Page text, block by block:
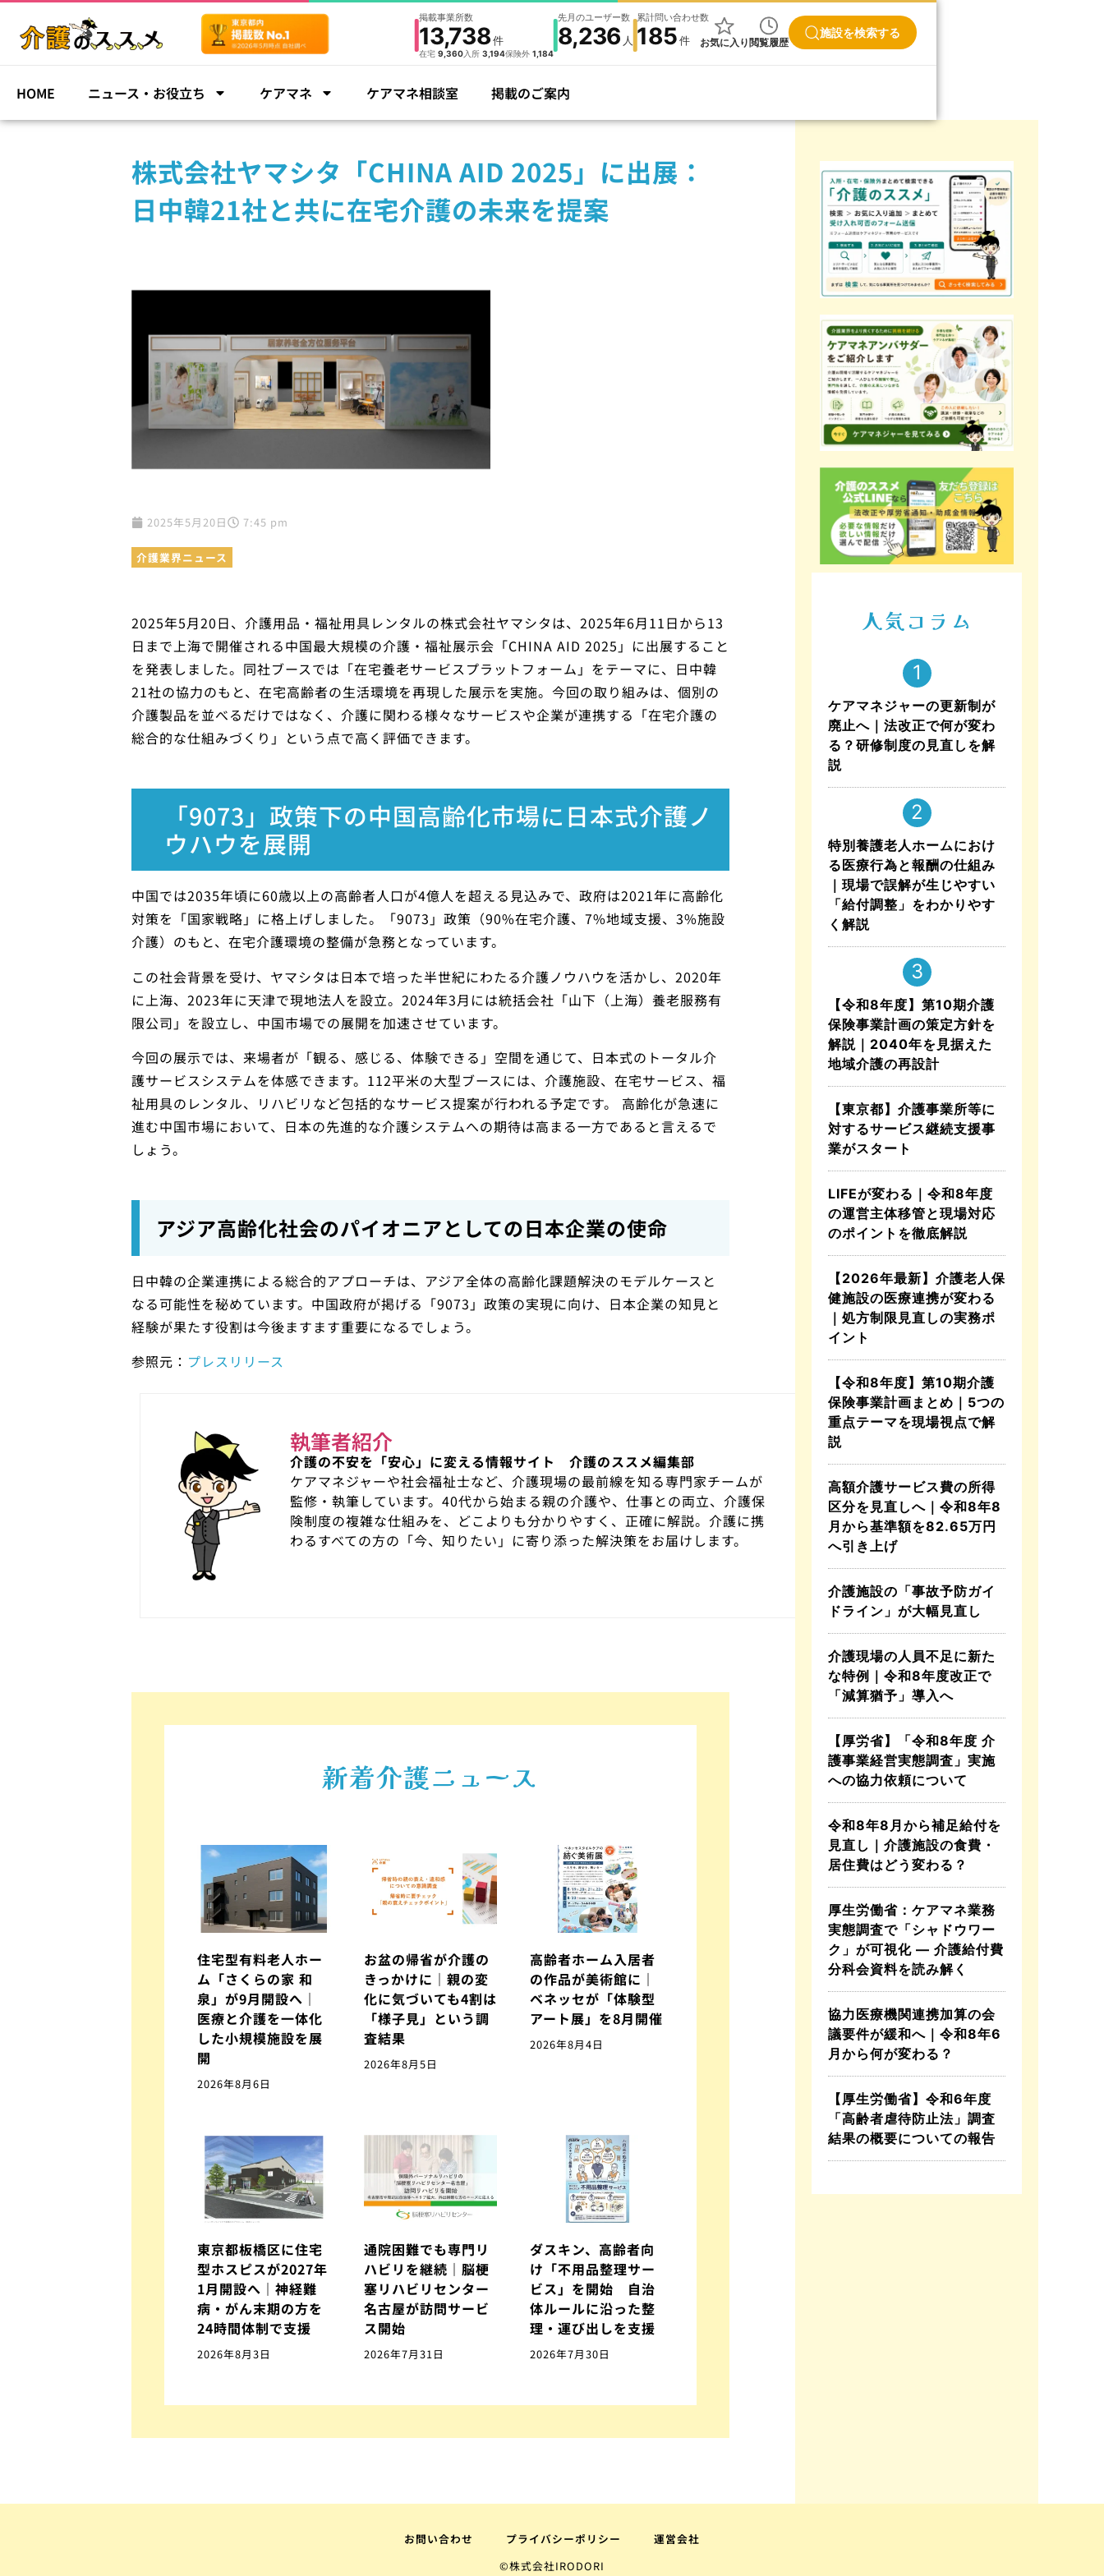
掲載事業所数
13,738件
在宅 9,360入所 3,194保険外 1,184
先月のユーザー数
8,236 人
累計問い合わせ数
185件 お気に入り閲覧履歴
施設を検索する
HOME ニュース・お役立ち ケアマネ ケアマネ相談室 掲載のご案内
株式会社ヤマシタ「CHINA AID 2025」に出展：
日中韓21社と共に在宅介護の未来を提案
2025年5月20日 7:45 pm
介護業界ニュース
2025年5月20日、介護用品・福祉用具レンタルの株式会社ヤマシタは、2025年6月11日から13
日まで上海で開催される中国最大規模の介護・福祉展示会「CHINA AID 2025」に出展すること
を発表しました。同社ブースでは「在宅養老サービスプラットフォーム」をテーマに、日中韓
21社の協力のもと、在宅高齢者の生活環境を再現した展示を実施。今回の取り組みは、個別の
介護製品を並べるだけではなく、介護に関わる様々なサービスや企業が連携する「在宅介護の
総合的な仕組みづくり」という点で高く評価できます。
「9073」政策下の中国高齢化市場に日本式介護ノ
ウハウを展開
中国では2035年頃に60歳以上の高齢者人口が4億人を超える見込みで、政府は2021年に高齢化
対策を「国家戦略」に格上げしました。「9073」政策（90%在宅介護、7%地域支援、3%施設
介護）のもと、在宅介護環境の整備が急務となっています。
この社会背景を受け、ヤマシタは日本で培った半世紀にわたる介護ノウハウを活かし、2020年
に上海、2023年に天津で現地法人を設立。2024年3月には統括会社「山下（上海）養老服務有
限公司」を設立し、中国市場での展開を加速させています。
今回の展示では、来場者が「観る、感じる、体験できる」空間を通じて、日本式のトータル介
護サービスシステムを体感できます。112平米の大型ブースには、介護施設、在宅サービス、福
祉用具のレンタル、リハビリなど包括的なサービス提案が行われる予定です。 高齢化が急速に
進む中国市場において、日本の先進的な介護システムへの期待は高まる一方であると言えるで
しょう。
アジア高齢化社会のパイオニアとしての日本企業の使命
日中韓の企業連携による総合的アプローチは、アジア全体の高齢化課題解決のモデルケースと
なる可能性を秘めています。中国政府が掲げる「9073」政策の実現に向け、日本企業の知見と
経験が果たす役割は今後ますます重要になるでしょう。
参照元： プレスリリース
執筆者紹介
介護の不安を「安心」に変える情報サイト 介護のススメ編集部
ケアマネジャーや社会福祉士など、介護現場の最前線を知る専門家チームが
監修・執筆しています。40代から始まる親の介護や、仕事との両立、介護保
険制度の複雑な仕組みを、どこよりも分かりやすく、正確に解説。介護に携
わるすべての方の「今、知りたい」に寄り添った解決策をお届けします。
新着介護ニュース
住宅型有料老人ホー
ム「さくらの家 和
泉」が9月開設へ｜
医療と介護を一体化
した小規模施設を展
開
2026年8月6日
お盆の帰省が介護の
きっかけに｜親の変
化に気づいても4割は
「様子見」という調
査結果
2026年8月5日
高齢者ホーム入居者
の作品が美術館に｜
ベネッセが「体験型
アート展」を8月開催
2026年8月4日
東京都板橋区に住宅
型ホスピスが2027年
1月開設へ｜神経難
病・がん末期の方を
24時間体制で支援
2026年8月3日
通院困難でも専門リ
ハビリを継続｜脳梗
塞リハビリセンター
名古屋が訪問サービ
ス開始
2026年7月31日
ダスキン、高齢者向
け「不用品整理サー
ビス」を開始 自治
体ルールに沿った整
理・運び出しを支援
2026年7月30日
人気コラム
ケアマネジャーの更新制が
廃止へ｜法改正で何が変わ
る？研修制度の見直しを解
説
特別養護老人ホームにおけ
る医療行為と報酬の仕組み
｜現場で誤解が生じやすい
「給付調整」をわかりやす
く解説
【令和8年度】第10期介護
保険事業計画の策定方針を
解説｜2040年を見据えた
地域介護の再設計
【東京都】介護事業所等に
対するサービス継続支援事
業がスタート
LIFEが変わる｜令和8年度
の運営主体移管と現場対応
のポイントを徹底解説
【2026年最新】介護老人保
健施設の医療連携が変わる
｜処方制限見直しの実務ポ
イント
【令和8年度】第10期介護
保険事業計画まとめ｜5つの
重点テーマを現場視点で解
説
高額介護サービス費の所得
区分を見直しへ｜令和8年8
月から基準額を82.65万円
へ引き上げ
介護施設の「事故予防ガイ
ドライン」が大幅見直し
介護現場の人員不足に新た
な特例｜令和8年度改正で
「減算猶予」導入へ
【厚労省】「令和8年度 介
護事業経営実態調査」実施
への協力依頼について
令和8年8月から補足給付を
見直し｜介護施設の食費・
居住費はどう変わる？
厚生労働省：ケアマネ業務
実態調査で「シャドウワー
ク」が可視化 ― 介護給付費
分科会資料を読み解く
協力医療機関連携加算の会
議要件が緩和へ｜令和8年6
月から何が変わる？
【厚生労働省】令和6年度
「高齢者虐待防止法」調査
結果の概要についての報告
お問い合わせ プライバシーポリシー
運営会社
©株式会社IRODORI